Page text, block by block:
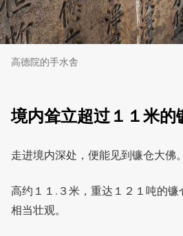
高德院的手水舎
境内耸立超过１１米的
走进境内深处，便能见到镰仓大佛。
高约１１.３米，重达１２１吨的
相当壮观。